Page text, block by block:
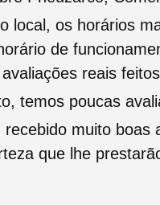
local, os horários
de
reais
temos poucas
muito boas
que lhe